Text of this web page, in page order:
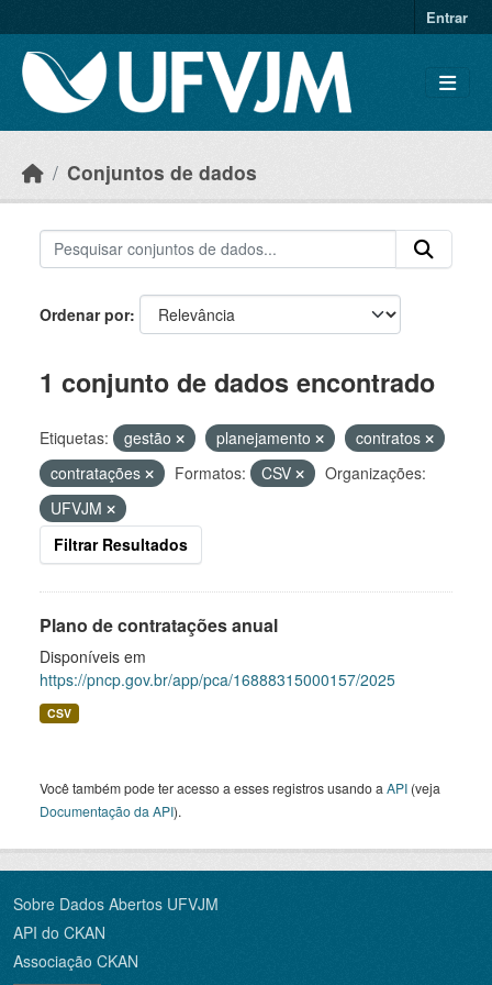
Entrar
Conjuntos de dados
Ordenar por
1 conjunto de dados encontrado
Etiquetas: gestão planejamento
contratos
contratações
Formatos: CSV
Organizações:
UFVJM
Filtrar Resultados
Plano de contratações anual
Disponíveis em
https://pncp.gov.br/app/pca/16888315000157/2025
CSV
Você também pode ter acesso a esses registros usando a API (veja
Documentação da API).
Sobre Dados Abertos UFVJM
API do CKAN
Associação CKAN